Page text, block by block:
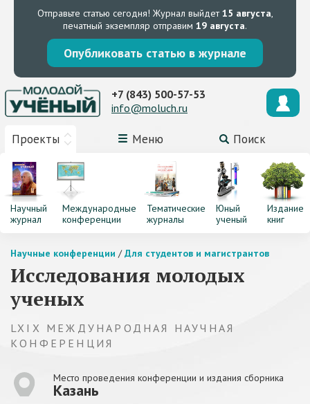
Отправьте статью сегодня! Журнал выйдет15 августа,
печатный экземпляр отправим 19 августа.
Опубликовать статью в журнале
Проекты Меню Поиск
+7 (843) 500-57-53
info@moluch.ru
Научный
журнал
Международные
конференции
Тематические
журналы
Юный
ученый
Издание
книг
Научные конференции /Для студентов и магистрантов
Исследования молодых
ученых
LXIX МЕЖДУНАРОДНАЯ НАУЧНАЯ
КОНФЕРЕНЦИЯ
Место проведения конференции и издания сборника
Казань